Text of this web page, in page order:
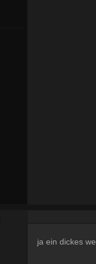
ja ein dickes